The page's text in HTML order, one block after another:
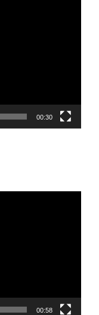
00:30
00:58